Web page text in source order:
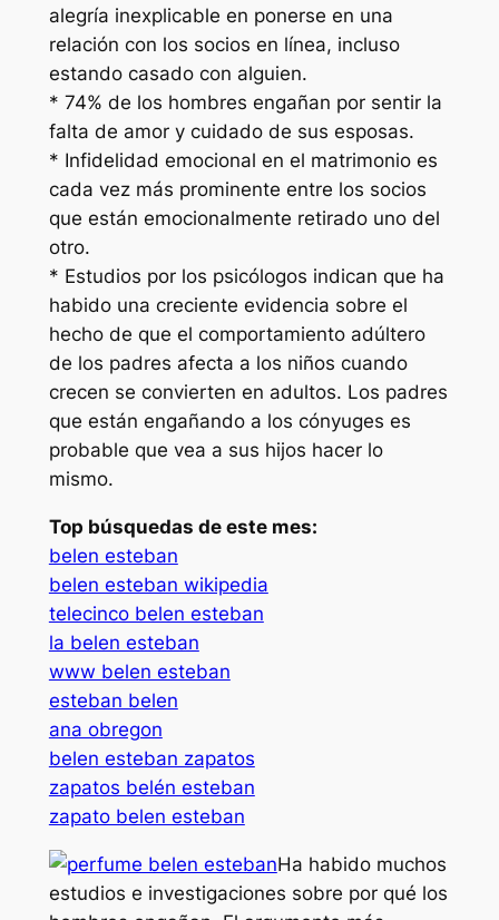
alegría inexplicable en ponerse en una
relación con los socios en línea, incluso
estando casado con alguien.
* 74% de los hombres engañan por sentir la
falta de amor y cuidado de sus esposas.
* Infidelidad emocional en el matrimonio es
cada vez más prominente entre los socios
que están emocionalmente retirado uno del
otro.
* Estudios por los psicólogos indican que ha
habido una creciente evidencia sobre el
hecho de que el comportamiento adúltero
de los padres afecta a los niños cuando
crecen se convierten en adultos. Los padres
que están engañando a los cónyuges es
probable que vea a sus hijos hacer lo
mismo.
Top búsquedas de este mes:
belen esteban
belen esteban wikipedia
telecinco belen esteban
la belen esteban
www belen esteban
esteban belen
ana obregon
belen esteban zapatos
zapatos belén esteban
zapato belen esteban
Ha habido muchos
estudios e investigaciones sobre por qué los